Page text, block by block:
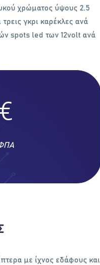
χρώµατος ύψους 2.5
γκρι καρέκλες ανά
spots led των 12volt ανά
µε ίχνος εδάφους και